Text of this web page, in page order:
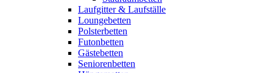
Laufgitter & Laufställe
Loungebetten
Polsterbetten
Futonbetten
Gästebetten
Seniorenbetten